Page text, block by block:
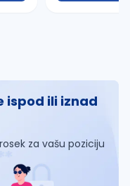
ispod ili iznad
za vašu poziciju